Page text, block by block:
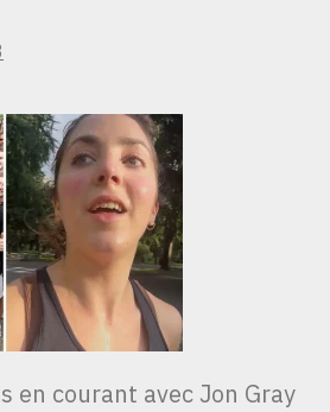
en courant avec Jon Gray